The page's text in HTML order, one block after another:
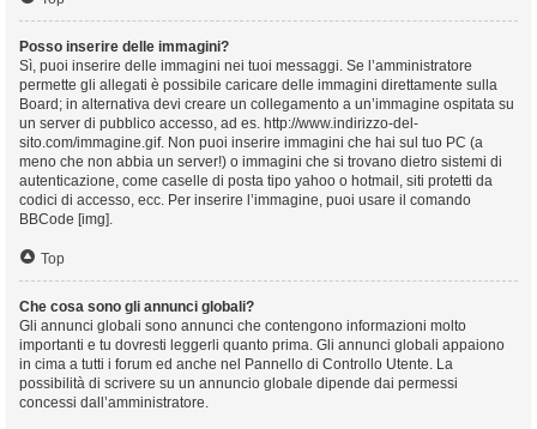
Posso inserire delle immagini?
Sì, puoi inserire delle immagini nei tuoi messaggi. Se l’amministratore
permette gli allegati è possibile caricare delle immagini direttamente sulla
Board; in alternativa devi creare un collegamento a un’immagine ospitata su
un server di pubblico accesso, ad es. http://www.indirizzo-del-
sito.com/immagine.gif. Non puoi inserire immagini che hai sul tuo PC (a
meno che non abbia un server!) o immagini che si trovano dietro sistemi di
autenticazione, come caselle di posta tipo yahoo o hotmail, siti protetti da
codici di accesso, ecc. Per inserire l’immagine, puoi usare il comando
BBCode [img].
Top
Che cosa sono gli annunci globali?
Gli annunci globali sono annunci che contengono informazioni molto
importanti e tu dovresti leggerli quanto prima. Gli annunci globali appaiono
in cima a tutti i forum ed anche nel Pannello di Controllo Utente. La
possibilità di scrivere su un annuncio globale dipende dai permessi
concessi dall’amministratore.